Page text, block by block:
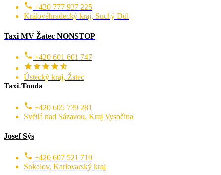
+420 777 937 225
Královéhradecký kraj, Suchý Důl
Taxi MV Žatec NONSTOP
+420 601 601 747
Ústecký kraj, Žatec
Taxi-Tonda
+420 605 739 281
Světlá nad Sázavou, Kraj Vysočina
Josef Sýs
+420 607 521 719
Sokolov, Karlovarský kraj